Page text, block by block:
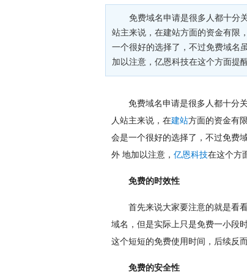
免费域名申请是很多人都十分
站主来说，在建站方面的资金有限
一个很好的选择了，不过免费域名
加以注意，亿恩科技在这个方面提
免费域名申请是很多人都十分
人站主来说，在建站方面的资金有
会是一个很好的选择了，不过免费
外 地加以注意， 亿恩科技在这个方
免费的时效性
首先来说大家要注意的就是看
域名，但是实际上只是免费一小段
这个短短的免费使用时间，后续反
免费的安全性